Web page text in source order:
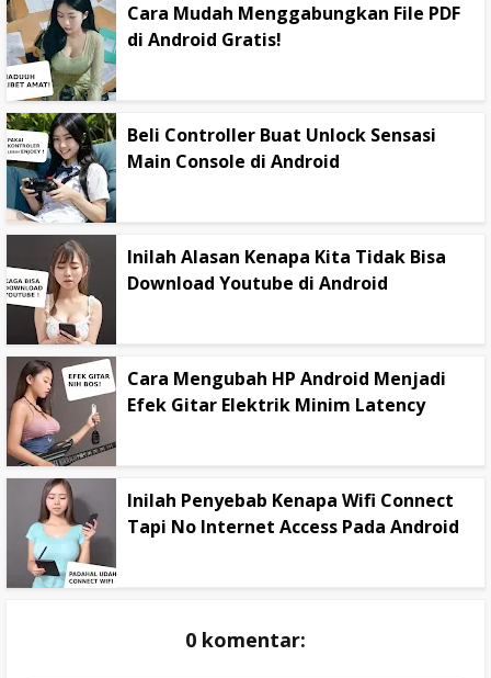
Cara Mudah Menggabungkan File PDF
di Android Gratis!
Beli Controller Buat Unlock Sensasi
Main Console di Android
Inilah Alasan Kenapa Kita Tidak Bisa
Download Youtube di Android
Cara Mengubah HP Android Menjadi
Efek Gitar Elektrik Minim Latency
Inilah Penyebab Kenapa Wifi Connect
Tapi No Internet Access Pada Android
0 komentar: